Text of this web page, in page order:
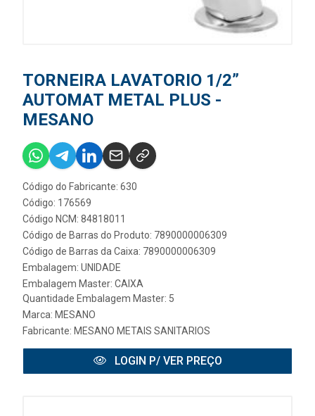
TORNEIRA LAVATORIO 1/2”
AUTOMAT METAL PLUS -
MESANO
Código do Fabricante: 630
Código: 176569
Código NCM: 84818011
Código de Barras do Produto: 7890000006309
Código de Barras da Caixa: 7890000006309
Embalagem: UNIDADE
Embalagem Master: CAIXA
Quantidade Embalagem Master: 5
Marca: MESANO
Fabricante: MESANO METAIS SANITARIOS
LOGIN P/ VER PREÇO